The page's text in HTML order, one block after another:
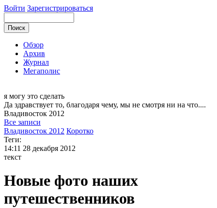
Войти Зарегистрироваться
Обзор
Архив
Журнал
Мегаполис
я могу это сделать
Да здравствует то, благодаря чему, мы не смотря ни на что....
Владивосток 2012
Все записи
Владивосток 2012 Коротко
Теги:
14:11 28 декабря 2012
текст
Новые фото наших
путешественников